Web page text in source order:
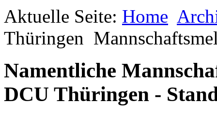
Aktuelle Seite: Home
Thüringen
Namentliche
DCU Thüringen -